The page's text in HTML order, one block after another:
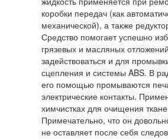
коробки передач (как
механической), а также
Средство помогает успешно
грязевых и масляных
задействоваться и для
сцепления и системы ABS. В
его помощью промываются
электрические контакты.
химчистках для очищения
Примечательно, что он
не оставляет после себя